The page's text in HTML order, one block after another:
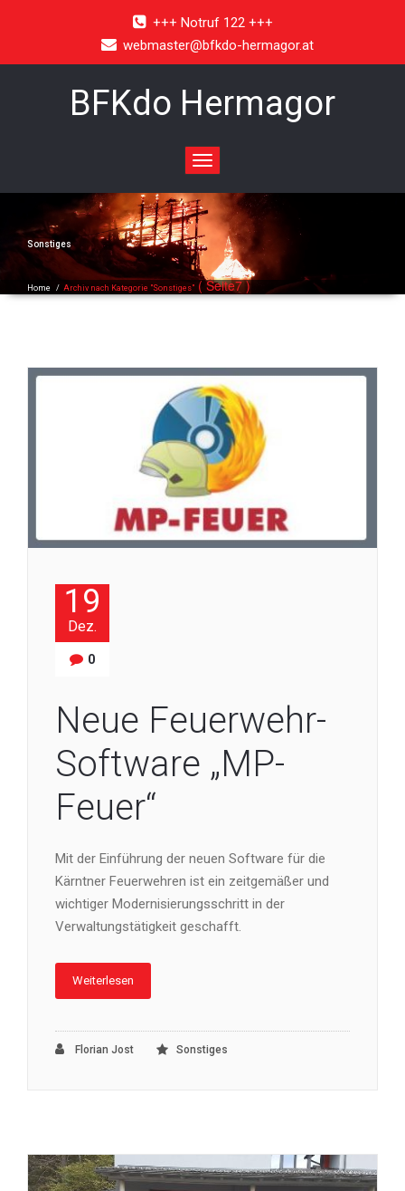
+++ Notruf 122 +++
webmaster@bfkdo-hermagor.at
BFKdo Hermagor
Toggle
navigation
Sonstiges
Home / Archiv nach Kategorie "Sonstiges"( Seite7 )
19
Dez.
0
Neue Feuerwehr-
Software „MP-
Feuer“
Mit der Einführung der neuen Software für die
Kärntner Feuerwehren ist ein zeitgemäßer und
wichtiger Modernisierungsschritt in der
Verwaltungstätigkeit geschafft.
Weiterlesen
Florian Jost Sonstiges